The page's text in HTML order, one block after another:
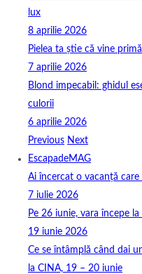
lux
8 aprilie 2026
Pielea ta știe că vine
7 aprilie 2026
Blond impecabil: ghidul
culorii
6 aprilie 2026
Previous Next
EscapadeMAG
Ai încercat o vacanță care
7 iulie 2026
Pe 26 iunie, vara începe
19 iunie 2026
Ce se întâmplă când dai
la CINA, 19 – 20 iunie